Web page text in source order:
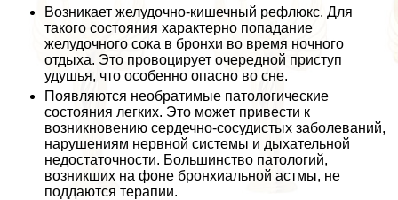
Возникает желудочно-кишечный рефлюкс. Для
такого состояния хаpaктерно попадание
желудочного сока в бронхи во время ночного
отдыха. Это провоцирует очередной приступ
удушья, что особенно опасно во сне.
Появляются необратимые патологические
состояния легких. Это может привести к
возникновению сердечно-сосудистых заболеваний,
нарушениям нервной системы и дыхательной
недостаточности. Большинство патологий,
возникших на фоне бронхиальной астмы, не
поддаются терапии.